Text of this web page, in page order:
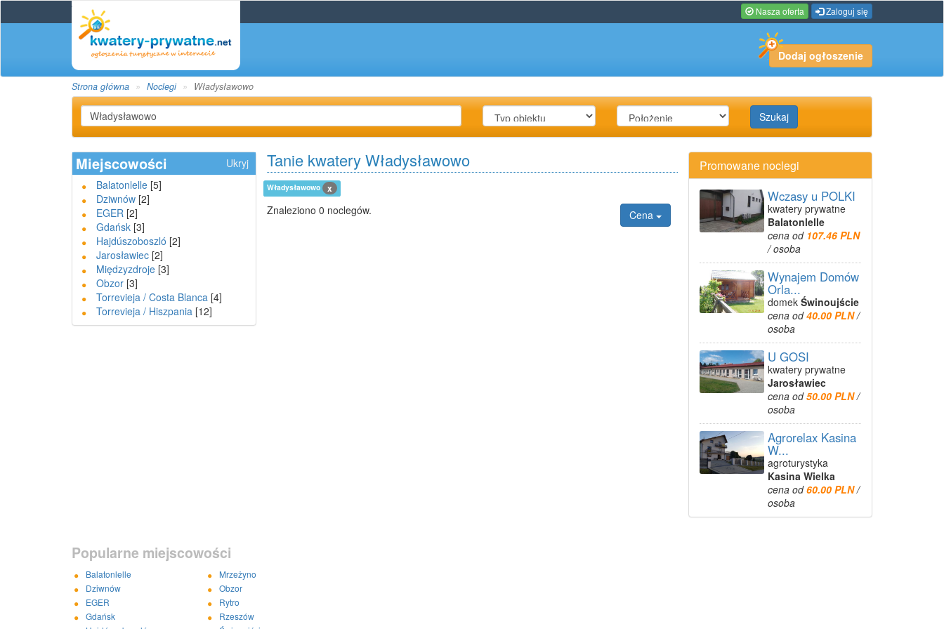
Nasza oferta Zaloguj się
Dodaj ogłoszenie
Strona główna Noclegi Władysławowo
Szukaj
Miejscowości
Ukryj
Balatonlelle [5]
Dziwnów [2]
EGER [2]
Gdańsk [3]
Hajdúszoboszló [2]
Jarosławiec [2]
Międzyzdroje [3]
Obzor [3]
Torrevieja / Costa Blanca [4]
Torrevieja / Hiszpania [12]
Tanie kwatery Władysławowo
Władysławowo x
Znaleziono 0 noclegów. Cena
Promowane noclegi
Wczasy u POLKI
kwatery prywatne
Balatonlelle
cena od 107.46 PLN
/ osoba
Wynajem Domów
Orla...
domek Świnoujście
cena od40.00 PLN/
osoba
U GOSI
kwatery prywatne
Jarosławiec
cena od50.00 PLN/
osoba
Agrorelax Kasina
W...
agroturystyka
Kasina Wielka
cena od60.00 PLN/
osoba
Popularne miejscowości
Balatonlelle
Dziwnów
EGER
Gdańsk
Mrzeżyno
Obzor
Rytro
Rzeszów